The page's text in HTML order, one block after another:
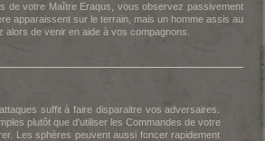
de votre Maître Eraqus, vous observez passivement
apparaissent sur le terrain, mais un homme assis au
de venir en aide à vos compagnons.
suffit à faire disparaitre vos adversaires.
plutôt que d'utiliser les Commandes de votre
Les sphères peuvent aussi foncer rapidement